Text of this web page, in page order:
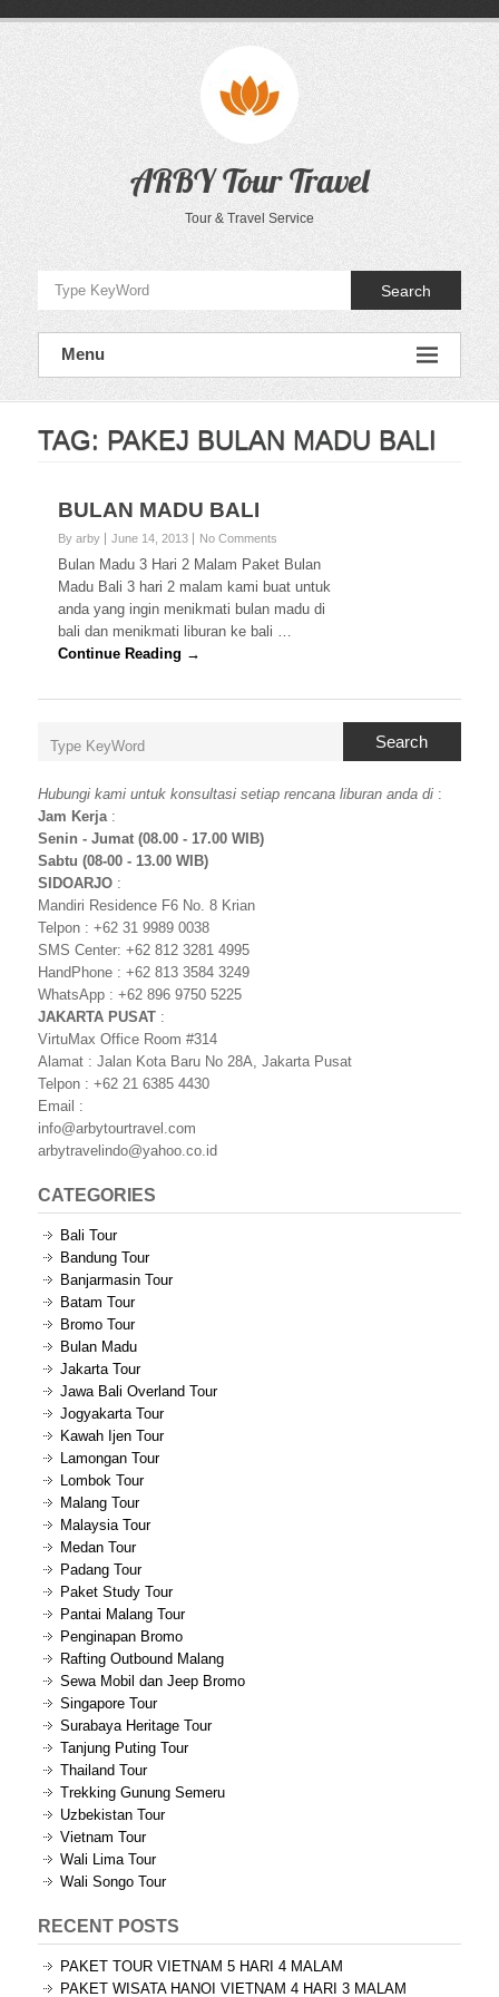
ARBY Tour Travel
Tour & Travel Service
Search
Menu
TAG: PAKEJ BULAN MADU BALI
BULAN MADU BALI
By arby June 14, 2013 No Comments
Bulan Madu 3 Hari 2 Malam Paket Bulan
Madu Bali 3 hari 2 malam kami buat untuk
anda yang ingin menikmati bulan madu di
bali dan menikmati liburan ke bali …
Continue Reading →
Search
Hubungi kami untuk konsultasi setiap rencana liburan anda di :
Jam Kerja:
Senin - Jumat (08.00 - 17.00 WIB)
Sabtu (08-00 - 13.00 WIB)
SIDOARJO :
Mandiri Residence F6 No. 8 Krian
Telpon : +62 31 9989 0038
SMS Center: +62 812 3281 4995
HandPhone : +62 813 3584 3249
WhatsApp : +62 896 9750 5225
JAKARTA PUSAT :
VirtuMax Office Room #314
Alamat : Jalan Kota Baru No 28A, Jakarta Pusat
Telpon : +62 21 6385 4430
Email :
info@arbytourtravel.com
arbytravelindo@yahoo.co.id
CATEGORIES
Bali Tour
Bandung Tour
Banjarmasin Tour
Batam Tour
Bromo Tour
Bulan Madu
Jakarta Tour
Jawa Bali Overland Tour
Jogyakarta Tour
Kawah Ijen Tour
Lamongan Tour
Lombok Tour
Malang Tour
Malaysia Tour
Medan Tour
Padang Tour
Paket Study Tour
Pantai Malang Tour
Penginapan Bromo
Rafting Outbound Malang
Sewa Mobil dan Jeep Bromo
Singapore Tour
Surabaya Heritage Tour
Tanjung Puting Tour
Thailand Tour
Trekking Gunung Semeru
Uzbekistan Tour
Vietnam Tour
Wali Lima Tour
Wali Songo Tour
RECENT POSTS
PAKET TOUR VIETNAM 5 HARI 4 MALAM
PAKET WISATA HANOI VIETNAM 4 HARI 3 MALAM